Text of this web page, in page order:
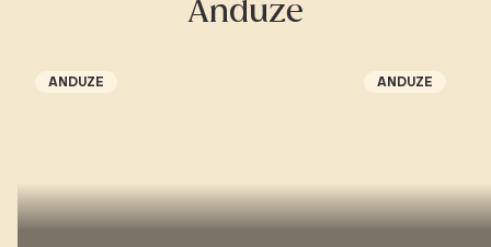
Anduze
ANDUZE ANDUZE